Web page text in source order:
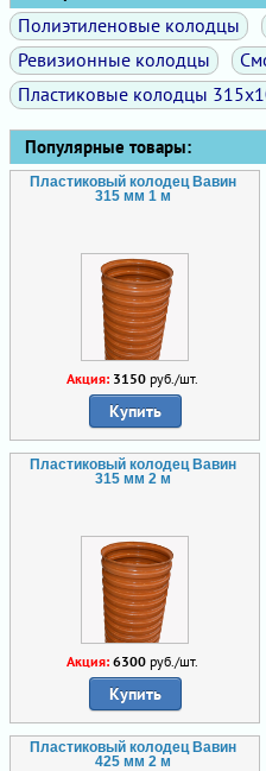
Полиэтиленовые колодцы
Ревизионные колодцы
Пластиковые колодцы
Популярные товары:
Пластиковый колодец Вавин
315 мм 1 м
Акция: 3150руб./шт.
Купить
Пластиковый колодец Вавин
315 мм 2 м
Акция: 6300руб./шт.
Купить
Пластиковый колодец Вавин
425 мм 2 м